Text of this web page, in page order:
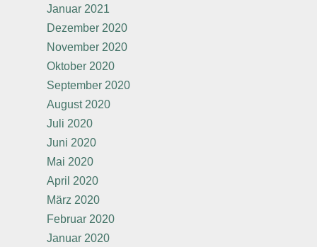
Januar 2021
Dezember 2020
November 2020
Oktober 2020
September 2020
August 2020
Juli 2020
Juni 2020
Mai 2020
April 2020
März 2020
Februar 2020
Januar 2020